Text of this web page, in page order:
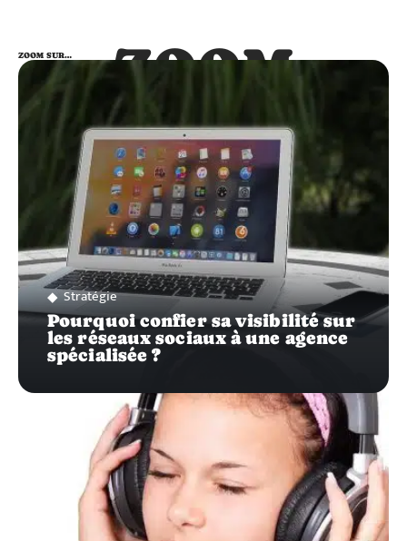
ZOOM
SUR…
ZOOM SUR…
Stratégie
Pourquoi confier sa visibilité sur
les réseaux sociaux à une agence
spécialisée ?